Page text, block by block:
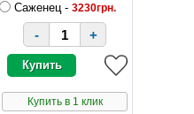
Саженец - 3230грн.
- +
Купить в 1 клик